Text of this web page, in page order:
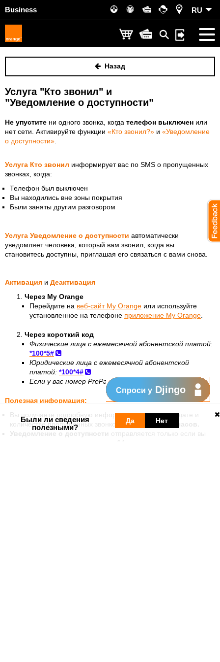
Business RU
Назад
Услуга "Кто звонил" и
”Уведомление о доступности”
Не упустите ни одного звонка, когда телефон выключен или
нет сети. Активируйте функции «Кто звонил?» и «Уведомление
о доступности»
Услуга Кто звонил информирует вас по SMS о пропущенных
звонках, когда:
Телефон был выключен
Вы находились вне зоны покрытия
Были заняты другим разговором
Услуга Уведомление о доступности автоматически
уведомляет человека, который вам звонил, когда вы
становитесь доступны, приглашая его связаться с вами снова.
Активация и Деактивация
Через My Orange
Перейдите на веб-сайт My Orange или используйте
установленное на телефоне приложение My Orange
Через короткий код
Физические лица с ежемесячной абонентской платой:
*100*5#
Юридические лица с ежемесячной абонентской
платой: *100*4#
Если у вас номер PrePay:
Полезная информация:
Вы получаете подробную информацию о времени, дате и
количестве пропущенных звонков за последние 12 часов.
Уведомление о доступности отправляется только если вы
24 часов после звонка
Были ли сведения
полезными?
Да Нет
Спроси у Djingo